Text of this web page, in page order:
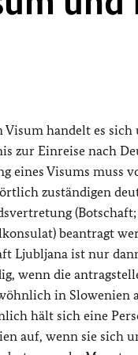
Visum handelt es sich
zur Einreise nach
eines Visums muss
zuständigen
(Botschaft;
beantragt
Ljubljana ist nur
wenn die
in Slowenien
hält sich eine
auf, wenn sie sich